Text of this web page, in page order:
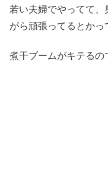
若い夫婦でやってて
がら頑張ってるとかっ
煮干ブームがキテるの